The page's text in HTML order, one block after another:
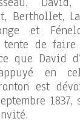
Berthollet,
et
tente de
que David
en
est
1837,